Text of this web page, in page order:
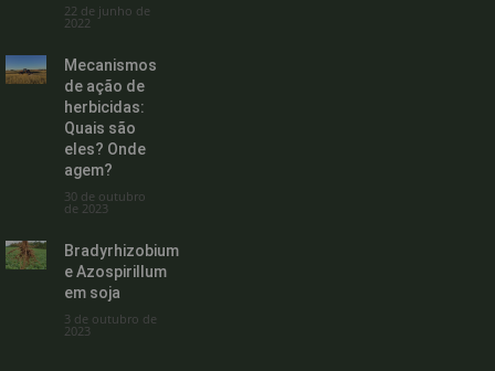
22 de junho de
2022
Mecanismos
de ação de
herbicidas:
Quais são
eles? Onde
agem?
30 de outubro
de 2023
Bradyrhizobium
e Azospirillum
em soja
3 de outubro de
2023